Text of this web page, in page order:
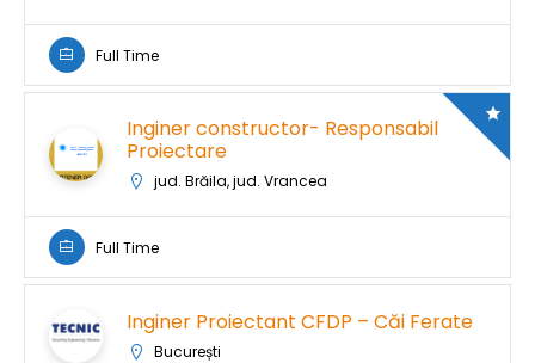
Full Time
Inginer constructor- Responsabil
Proiectare
jud. Brăila, jud. Vrancea
Full Time
Inginer Proiectant CFDP – Căi Ferate
București